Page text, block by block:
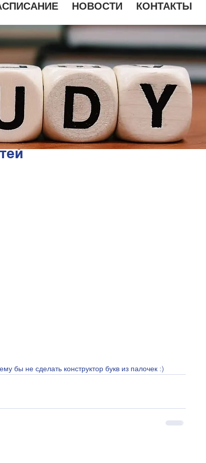
НОВОСТИ КОНТАКТЫ
бы не сделать конструктор букв из палочек :)